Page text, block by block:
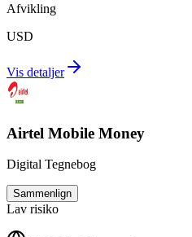
Afvikling
USD
Vis detaljer
Airtel Mobile Money
Digital Tegnebog
Sammenlign
Lav risiko